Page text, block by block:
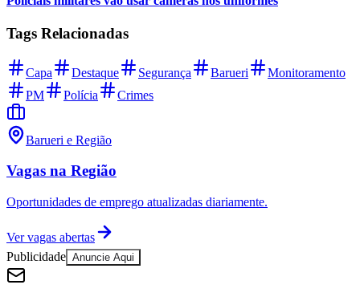
Internacional
Tags Relacionadas
Capa Destaque Segurança Barueri
Monitoramento
PM
Polícia Crimes
Barueri e Região
Vagas na Região
Oportunidades de emprego atualizadas diariamente.
Ver vagas abertas
Publicidade Anuncie Aqui